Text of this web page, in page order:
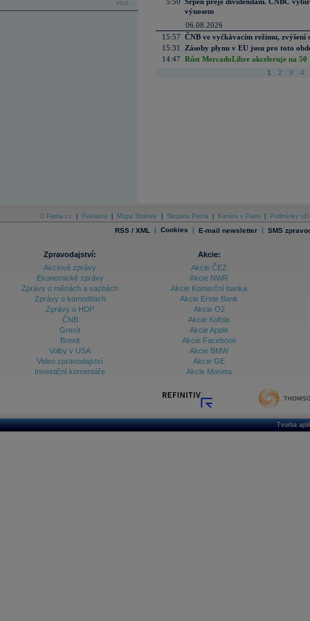
více...
výnosem
06.08.2026
15:57 ČNB ve vyčkávacím režimu, zvýšení
15:31
Zásoby plynu v EU jsou pro toto
14:47 Růst MercadoLibre akceleruje na
1 2 3 4
O Patria.cz Reklama Mapa Stránek Skupina Patria Kariéra v Patrii Podmínky
RSS / XML | Cookies | E-mail newsletter | SMS
Zpravodajství:
Akciové zprávy
Ekonomické zprávy
Zprávy o měnách a sazbách
Zprávy o komoditách
Zprávy o HDP
ČNB
Grexit
Brexit
Volby v USA
Video zpravodajství
Investiční komentáře
Akcie:
Akcie ČEZ
Akcie NWR
Akcie Komerční banka
Akcie Erste Bank
Akcie O2
Akcie Kofola
Akcie Apple
Akcie Facebook
Akcie BMW
Akcie GE
Akcie Moneta
Tvorba